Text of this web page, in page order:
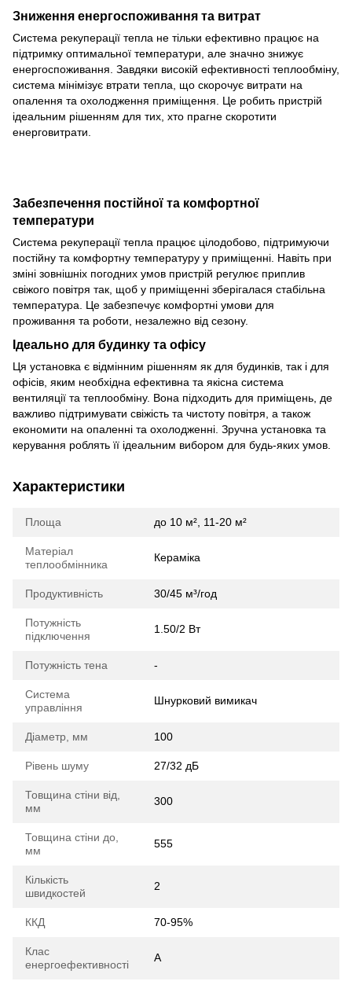
Зниження енергоспоживання та витрат
Система рекуперації тепла не тільки ефективно працює на
підтримку оптимальної температури, але значно знижує
енергоспоживання. Завдяки високій ефективності теплообміну,
система мінімізує втрати тепла, що скорочує витрати на
опалення та охолодження приміщення. Це робить пристрій
ідеальним рішенням для тих, хто прагне скоротити
енерговитрати.
Забезпечення постійної та комфортної
температури
Система рекуперації тепла працює цілодобово, підтримуючи
постійну та комфортну температуру у приміщенні. Навіть при
зміні зовнішніх погодних умов пристрій регулює приплив
свіжого повітря так, щоб у приміщенні зберігалася стабільна
температура. Це забезпечує комфортні умови для
проживання та роботи, незалежно від сезону.
Ідеально для будинку та офісу
Ця установка є відмінним рішенням як для будинків, так і для
офісів, яким необхідна ефективна та якісна система
вентиляції та теплообміну. Вона підходить для приміщень, де
важливо підтримувати свіжість та чистоту повітря, а також
економити на опаленні та охолодженні. Зручна установка та
керування роблять її ідеальним вибором для будь-яких умов.
Характеристики
Площа до 10 м², 11-20 м²
Матеріал
теплообмінника
Кераміка
Продуктивність 30/45 м³/год
Потужність
підключення
1.50/2 Вт
Потужність тена -
Система
управління
Шнурковий вимикач
Діаметр, мм 100
Рівень шуму 27/32 дБ
Товщина стіни від,
мм
300
Товщина стіни до,
мм
555
Кількість
швидкостей
2
ККД 70-95%
Клас
енергоефективності
A